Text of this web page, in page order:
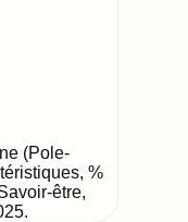
(Pole-
%
être,
.